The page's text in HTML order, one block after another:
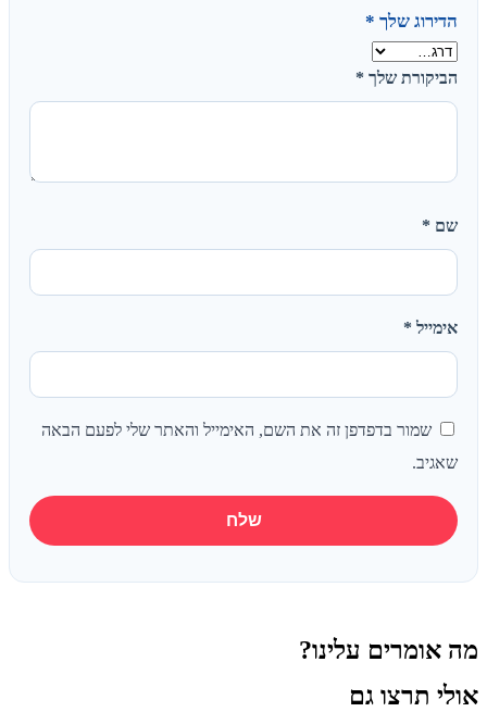
הדירוג שלך *
הביקורת שלך *
שם *
אימייל *
שמור בדפדפן זה את השם, האימייל והאתר שלי לפעם הבאה
שאגיב.
מה אומרים עלינו?
אולי תרצו גם